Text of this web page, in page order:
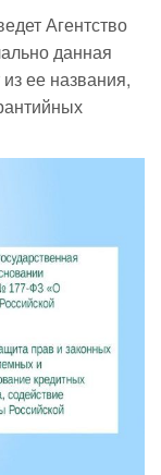
Агентство
данная
ее названия,